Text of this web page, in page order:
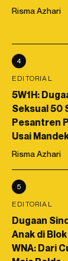
Risma Azhari
4
EDITORIAL
5W1H:
Seksual 50
Pesantren
Usai
Risma Azhari
5
EDITORIAL
Dugaan
Anak di
WNA: Dari